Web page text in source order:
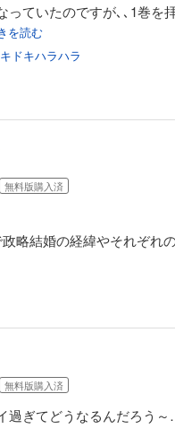
っていたのですが､､1巻を
を読む
ドキハラハラ
無料版購入済
政略結婚の経緯やそれぞれ
無料版購入済
過ぎてどうなるんだろう